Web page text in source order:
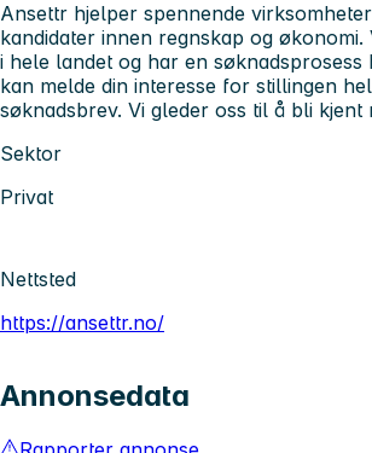
Ansettr hjelper spennende
kandidater innen regnskap og
i hele landet og har en
kan melde din interesse for stillingen
søknadsbrev. Vi gleder oss til å bli kjent
Sektor
Privat
Nettsted
https://ansettr.no/
Annonsedata